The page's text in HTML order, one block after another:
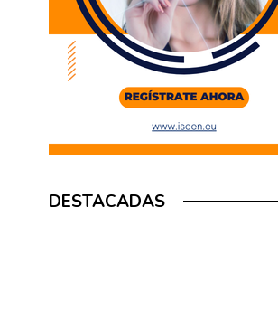
DESTACADAS